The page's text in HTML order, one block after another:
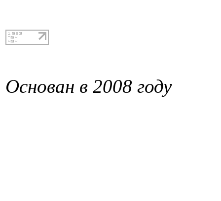
Основан в 2008 году